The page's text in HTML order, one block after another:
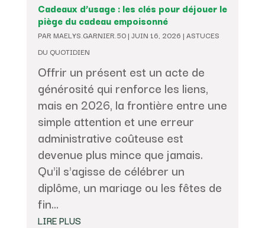
Cadeaux d’usage : les clés pour déjouer le
piège du cadeau empoisonné
PAR MAELYS.GARNIER.50| JUIN 16, 2026 | ASTUCES
DU QUOTIDIEN
Offrir un présent est un acte de
générosité qui renforce les liens,
mais en 2026, la frontière entre une
simple attention et une erreur
administrative coûteuse est
devenue plus mince que jamais.
Qu'il s'agisse de célébrer un
diplôme, un mariage ou les fêtes de
fin...
LIRE PLUS